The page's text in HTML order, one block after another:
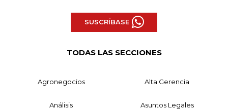
SUSCRÍBASE
TODAS LAS SECCIONES
Agronegocios Alta Gerencia
Análisis Asuntos Legales